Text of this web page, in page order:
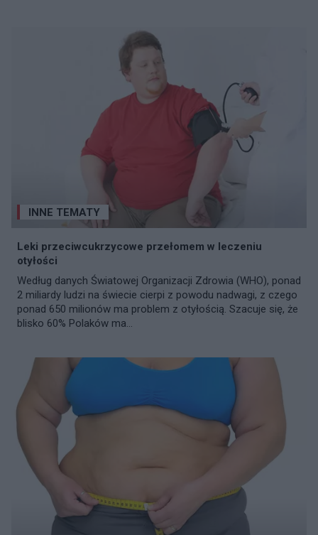
INNE TEMATY
Leki przeciwcukrzycowe przełomem w leczeniu
otyłości
Według danych Światowej Organizacji Zdrowia (WHO), ponad
2 miliardy ludzi na świecie cierpi z powodu nadwagi, z czego
ponad 650 milionów ma problem z otyłością. Szacuje się, że
blisko 60% Polaków ma...